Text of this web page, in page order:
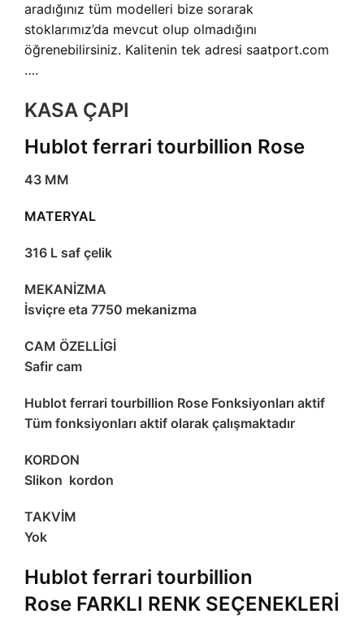
aradığınız tüm modelleri bize sorarak
stoklarımız’da mevcut olup olmadığını
öğrenebilirsiniz. Kalitenin tek adresi saatport.com
….
KASA ÇAPI
Hublot ferrari tourbillion Rose
43 MM
MATERYAL
316 L saf çelik
MEKANİZMA
İsviçre eta 7750 mekanizma
CAM ÖZELLİGİ
Safir cam
Hublot ferrari tourbillion Rose Fonksiyonları aktif
Tüm fonksiyonları aktif olarak çalışmaktadır
KORDON
Slikon kordon
TAKVİM
Yok
Hublot ferrari tourbillion
Rose FARKLI RENK SEÇENEKLERİ